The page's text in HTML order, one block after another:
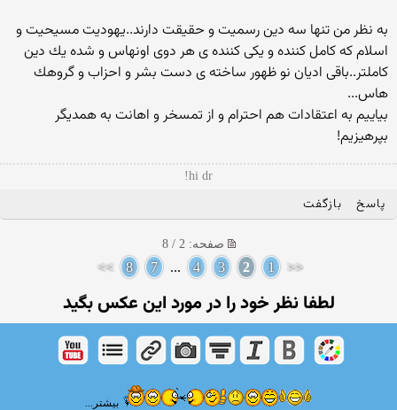
به نظر من تنها سه دین رسمیت و حقیقت دارند..یهودیت مسیحیت و
اسلام كه كامل كننده و یكی كننده ی هر دوی اونهاس و شده یك دین
كاملتر..باقی ادیان نو ظهور ساخته ی دست بشر و احزاب و گروهك
هاس...
بیاییم به اعتقادات هم احترام و از تمسخر و اهانت به همدیگر
بپرهیزیم!
hi dr!
پاسخ بازگفت
صفحه: 2 / 8
<<
1
2
3
4
...
7
8
>>
لطفا نظر خود را در مورد این عكس بگید
بیشتر...